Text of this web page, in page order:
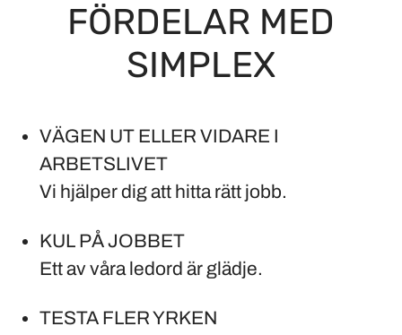
FÖRDELAR MED
SIMPLEX
VÄGEN UT ELLER VIDARE I
ARBETSLIVET
Vi hjälper dig att hitta rätt jobb.
KUL PÅ JOBBET
Ett av våra ledord är glädje.
TESTA FLER YRKEN